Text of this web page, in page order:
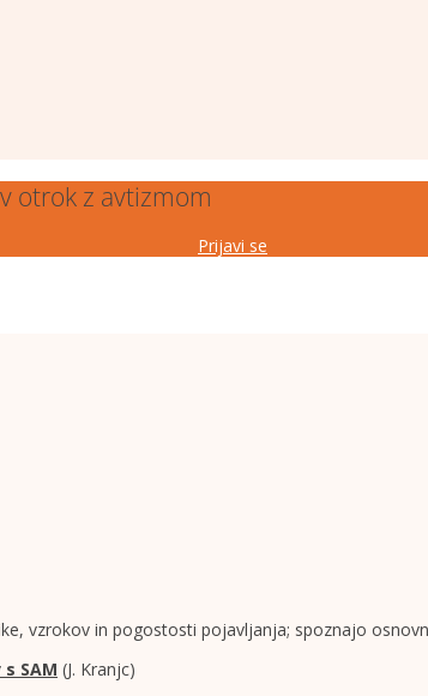
otrok z avtizmom
Prijavi se
vzrokov in pogostosti pojavljanja; spoznajo
SAM (J. Kranjc)